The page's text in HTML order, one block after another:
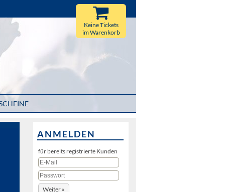
Keine Tickets
im Warenkorb
ANMELDEN
für bereits registrierte Kunden